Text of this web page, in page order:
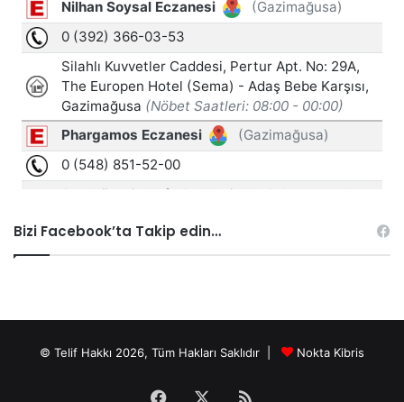
Bizi Facebook’ta Takip edin…
© Telif Hakkı 2026, Tüm Hakları Saklıdır | Nokta Kibris
Facebook